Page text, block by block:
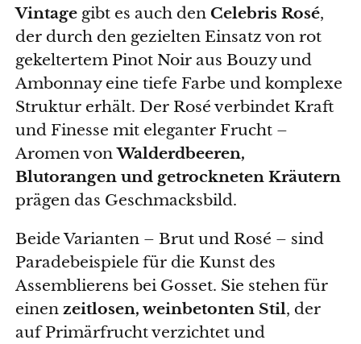
Vintagegibt es auch den Celebris Rosé,
der durch den gezielten Einsatz von rot
gekeltertem Pinot Noir aus Bouzy und
Ambonnay eine tiefe Farbe und komplexe
Struktur erhält. Der Rosé verbindet Kraft
und Finesse mit eleganter Frucht –
Aromen vonWalderdbeeren,
Blutorangen und getrockneten Kräutern
prägen das Geschmacksbild.
Beide Varianten – Brut und Rosé – sind
Paradebeispiele für die Kunst des
Assemblierens bei Gosset. Sie stehen für
einen zeitlosen, weinbetonten Stil, der
auf Primärfrucht verzichtet und